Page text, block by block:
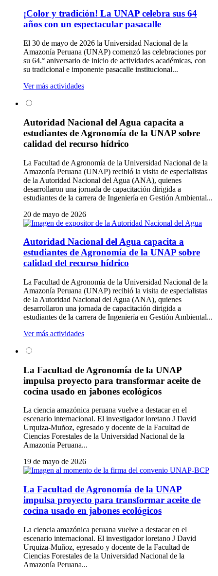
¡Color y tradición! La UNAP celebra sus 64
años con un espectacular pasacalle
El 30 de mayo de 2026 la Universidad Nacional de la
Amazonía Peruana (UNAP) comenzó las celebraciones por
su 64.° aniversario de inicio de actividades académicas, con
su tradicional e imponente pasacalle institucional...
Ver más actividades
Autoridad Nacional del Agua capacita a
estudiantes de Agronomía de la UNAP sobre
calidad del recurso hídrico
La Facultad de Agronomía de la Universidad Nacional de la
Amazonía Peruana (UNAP) recibió la visita de especialistas
de la Autoridad Nacional del Agua (ANA), quienes
desarrollaron una jornada de capacitación dirigida a
estudiantes de la carrera de Ingeniería en Gestión Ambiental...
20 de mayo de 2026
Autoridad Nacional del Agua capacita a
estudiantes de Agronomía de la UNAP sobre
calidad del recurso hídrico
La Facultad de Agronomía de la Universidad Nacional de la
Amazonía Peruana (UNAP) recibió la visita de especialistas
de la Autoridad Nacional del Agua (ANA), quienes
desarrollaron una jornada de capacitación dirigida a
estudiantes de la carrera de Ingeniería en Gestión Ambiental...
Ver más actividades
La Facultad de Agronomía de la UNAP
impulsa proyecto para transformar aceite de
cocina usado en jabones ecológicos
La ciencia amazónica peruana vuelve a destacar en el
escenario internacional. El investigador loretano J David
Urquiza-Muñoz, egresado y docente de la Facultad de
Ciencias Forestales de la Universidad Nacional de la
Amazonía Peruana...
19 de mayo de 2026
La Facultad de Agronomía de la UNAP
impulsa proyecto para transformar aceite de
cocina usado en jabones ecológicos
La ciencia amazónica peruana vuelve a destacar en el
escenario internacional. El investigador loretano J David
Urquiza-Muñoz, egresado y docente de la Facultad de
Ciencias Forestales de la Universidad Nacional de la
Amazonía Peruana...